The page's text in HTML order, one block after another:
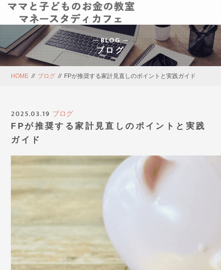
BLOG
ブログ
HOME // ブログ // FPが推奨する家計見直しのポイントと実践ガイド
2025.03.19 ブログ
FPが推奨する家計見直しのポイントと実践
ガイド